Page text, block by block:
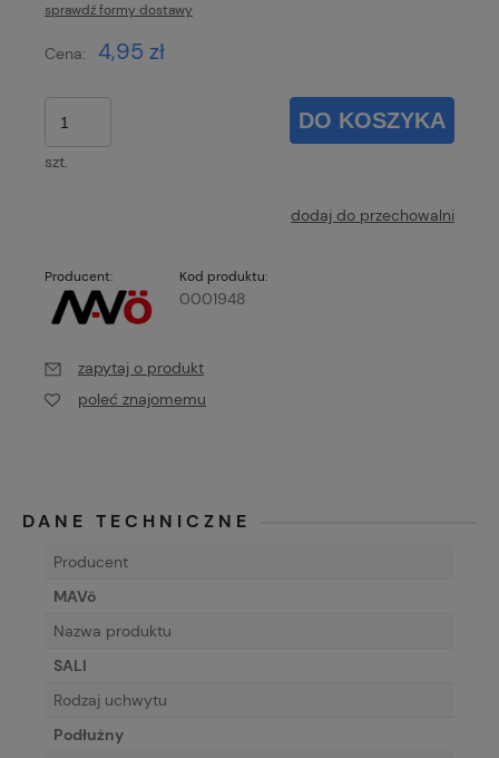
Cena nie zawiera ewentualnych kosztów płatności
sprawdź formy dostawy
Cena: 4,95 zł
szt.
DO KOSZYKA
dodaj do przechowalni
Producent: Kod produktu:
0001948
zapytaj o produkt
poleć znajomemu
DANE TECHNICZNE
Producent
MAVö
Nazwa produktu
SALI
Rodzaj uchwytu
Podłużny